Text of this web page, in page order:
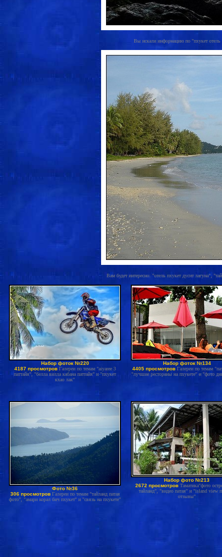
Вы искали информацию по "пхукет отель
Вам будет интересно: "отель пхукет дусит лагуна",
Набор фоток №220
4187 просмотров Галереи по темам "aiyaree 3
паттайя", "белла вилла кабана паттайя" и "пхукет
кхао лак"
Набор фоток №134
4405 просмотров Галереи по темам
"лучшие рестораны на пхукете" и "фото
Фото №36
306 просмотров Галереи по темам "тайланд патая
фото", "амари корал бич пхукет" и "связь на пхукете"
Набор фото №213
2672 просмотров Таматика"фото
тайланд", "видео патая" и "island view
отзывы"